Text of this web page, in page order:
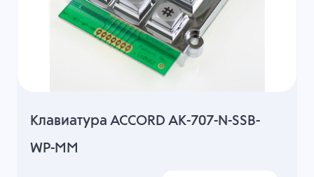
Клавиатура ACCORD AK-707-N-SSB-
WP-MM